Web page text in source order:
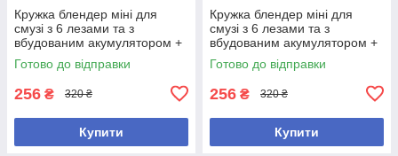
Кружка блендер міні для
смузі з 6 лезами та з
вбудованим акумулятором +
USB Об'єм 380 мл синя
Готово до відправки
256 ₴ 320 ₴
Купити
Кружка блендер міні для
смузі з 6 лезами та з
вбудованим акумулятором +
USB Об'єм 380 мл фіолетова
Готово до відправки
256 ₴ 320 ₴
Купити